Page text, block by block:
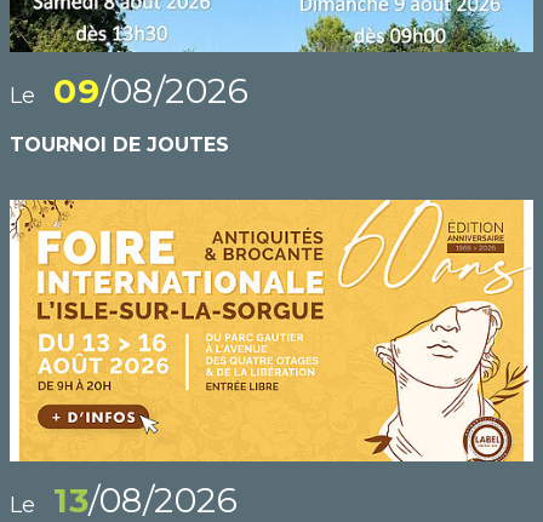
Le 09/08/2026
TOURNOI DE JOUTES
Le 13/08/2026